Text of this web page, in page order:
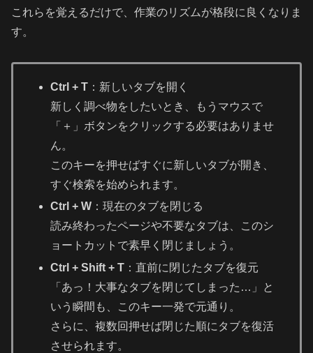
これらを覚えるだけで、作業のリズムが格段に良くなりま
す。
Ctrl + T ：新しいタブを開く
新しく調べ物をしたいとき、もうマウスで
「＋」ボタンをクリックする必要はありませ
ん。
このキーを押せばすぐに新しいタブが開き、
すぐ検索を始められます。
Ctrl + W ：現在のタブを閉じる
読み終わったページや不要なタブは、このシ
ョートカットで素早く閉じましょう。
Ctrl + Shift + T ：直前に閉じたタブを復元
「あっ！大事なタブを閉じてしまった…」と
いう瞬間も、このキー一発で元通り。
さらに、複数回押せば閉じた順にタブを復活
させられます。